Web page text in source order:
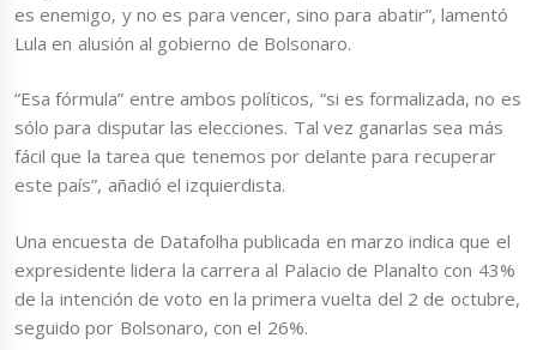
es enemigo, y no es para vencer, sino para abatir”, lamentó
Lula en alusión al gobierno de Bolsonaro.
“Esa fórmula” entre ambos políticos, “si es formalizada, no es
sólo para disputar las elecciones. Tal vez ganarlas sea más
fácil que la tarea que tenemos por delante para recuperar
este país”, añadió el izquierdista.
Una encuesta de Datafolha publicada en marzo indica que el
expresidente lidera la carrera al Palacio de Planalto con 43%
de la intención de voto en la primera vuelta del 2 de octubre,
seguido por Bolsonaro, con el 26%.